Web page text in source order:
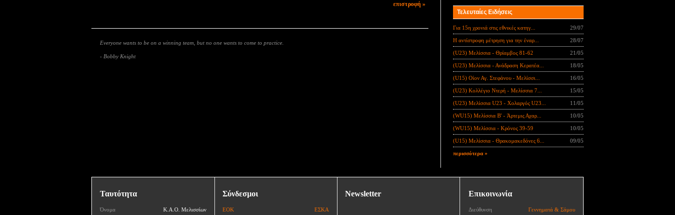
επιστροφή »
Everyone wants to be on a winning team, but no one wants to come to practice.
- Bobby Knight
Τελευταίες Ειδήσεις
Για 15η χρονιά στις εθνικές κατηγ... 29/07
Η αντίστροφη μέτρηση για την έναρ... 28/07
(U23) Μελίσσια - Θρίαμβος 81-62 21/05
(U23) Μελίσσια - Ανάδραση Κερατέα... 18/05
(U15) Οίον Αγ. Στεφάνου - Μελίσσι... 16/05
(U23) Κολλέγιο Ντερή - Μελίσσια 7... 15/05
(U23) Μελίσσια U23 - Χολαργός U23... 11/05
(WU15) Μελίσσια B' - Άρτεμις Αχαρ... 10/05
(WU15) Μελίσσια - Κρόνος 39-59 10/05
(U15) Μελίσσια - Θρακομακεδόνες 6... 09/05
περισσότερα »
Ταυτότητα
Όνομα Κ.Α.Ο. Μελισσίων
Σύνδεσμοι
ΕΟΚ ΕΣΚΑ
Newsletter Επικοινωνία
Διεύθυνση Γεννηματά & Σάμου